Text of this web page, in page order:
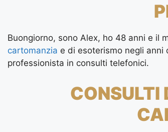
Buongiorno, sono Alex, ho 48 anni e il
cartomanzia e di esoterismo negli anni
professionista in consulti telefonici.
CONSULTI